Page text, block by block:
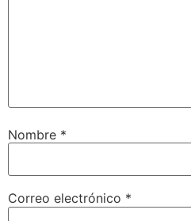
Nombre *
Correo electrónico *